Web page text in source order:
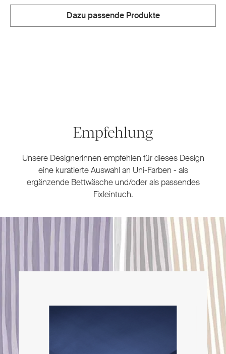
Dazu passende Produkte
Empfehlung
Unsere Designerinnen empfehlen für dieses Design
eine kuratierte Auswahl an Uni-Farben - als
ergänzende Bettwäsche und/oder als passendes
Fixleintuch.